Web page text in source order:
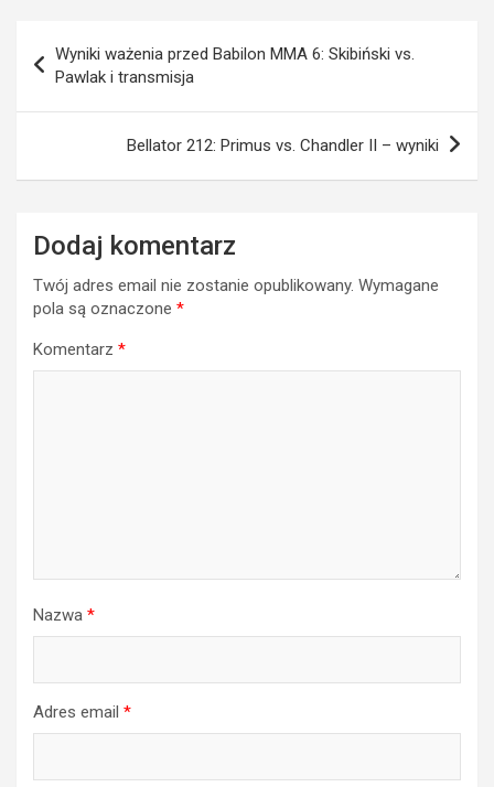
wpisu
Wyniki ważenia przed Babilon MMA 6: Skibiński vs.
Pawlak i transmisja
Bellator 212: Primus vs. Chandler II – wyniki
Dodaj komentarz
Twój adres email nie zostanie opublikowany. Wymagane
pola są oznaczone *
Komentarz *
Nazwa *
Adres email *